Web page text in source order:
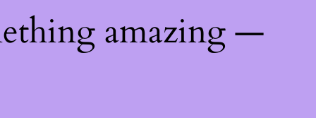
amazing —